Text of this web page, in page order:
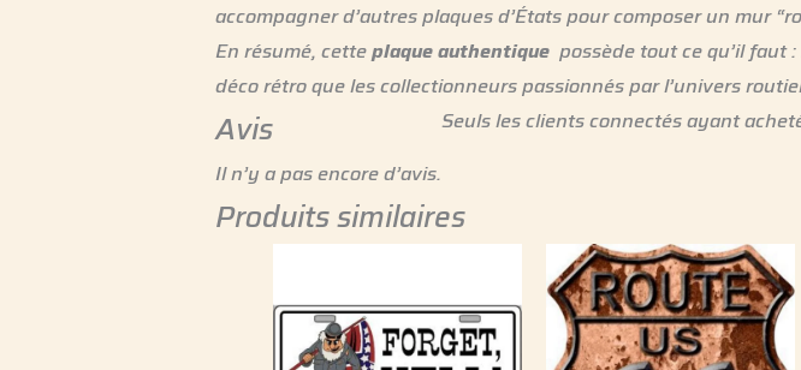
accompagner d’autres plaques d’États pour composer un mur
En résumé, cetteplaque authentique possède tout ce qu’il faut
déco rétro que les collectionneurs passionnés par l’univers
Avis
Il n’y a pas encore d’avis.
Seuls les clients connectés ayant
Produits similaires